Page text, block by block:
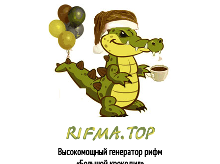
Высокомощный генератор рифм